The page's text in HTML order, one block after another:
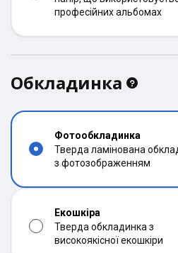
професійних альбомах
Обкладинка
Фотообкладинка
Тверда ламінована
з фотозображенням
Екошкіра
Тверда обкладинка з
високоякісної екошкіри